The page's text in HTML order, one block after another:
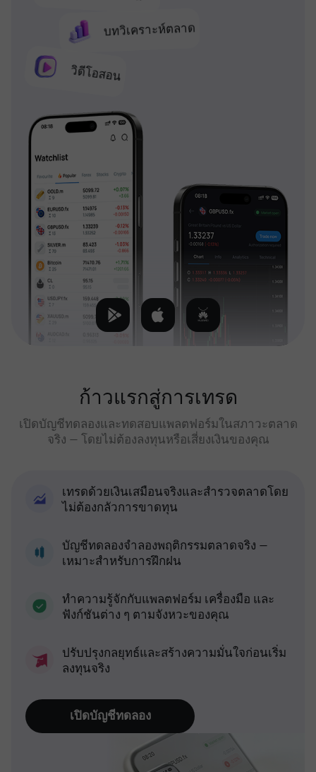
บทวิเคราะห์ตลาด
วิดีโอสอน
ก้าวแรกสู่การเทรด
เปิดบัญชีทดลองและทดสอบแพลตฟอร์มในสภาวะตลาด
จริง — โดยไม่ต้องลงทุนหรือเสี่ยงเงินของคุณ
เทรดด้วยเงินเสมือนจริงและสำรวจตลาดโดย
ไม่ต้องกลัวการขาดทุน
บัญชีทดลองจำลองพฤติกรรมตลาดจริง —
เหมาะสำหรับการฝึกฝน
ทำความรู้จักกับแพลตฟอร์ม เครื่องมือ และ
ฟังก์ชันต่าง ๆ ตามจังหวะของคุณ
ปรับปรุงกลยุทธ์และสร้างความมั่นใจก่อนเริ่ม
ลงทุนจริง
เปิดบัญชีทดลอง